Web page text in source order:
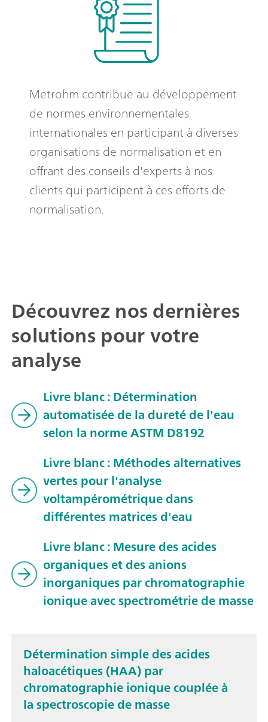
Metrohm contribue au développement
de normes environnementales
internationales en participant à diverses
organisations de normalisation et en
offrant des conseils d'experts à nos
clients qui participent à ces efforts de
normalisation.
Découvrez nos dernières
solutions pour votre
analyse
Livre blanc : Détermination
automatisée de la dureté de l'eau
selon la norme ASTM D8192
Livre blanc : Méthodes alternatives
vertes pour l'analyse
voltampérométrique dans
différentes matrices d'eau
Livre blanc : Mesure des acides
organiques et des anions
inorganiques par chromatographie
ionique avec spectrométrie de masse
Détermination simple des acides
haloacétiques (HAA) par
chromatographie ionique couplée à
la spectroscopie de masse